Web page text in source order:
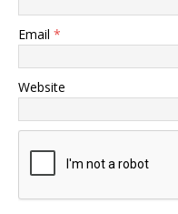
Email *
Website